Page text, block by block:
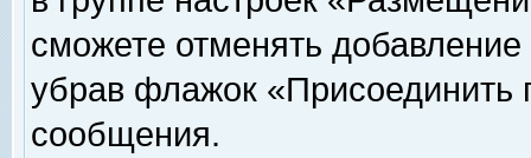
сможете отменять
убрав флажок «Присоединить
сообщения.